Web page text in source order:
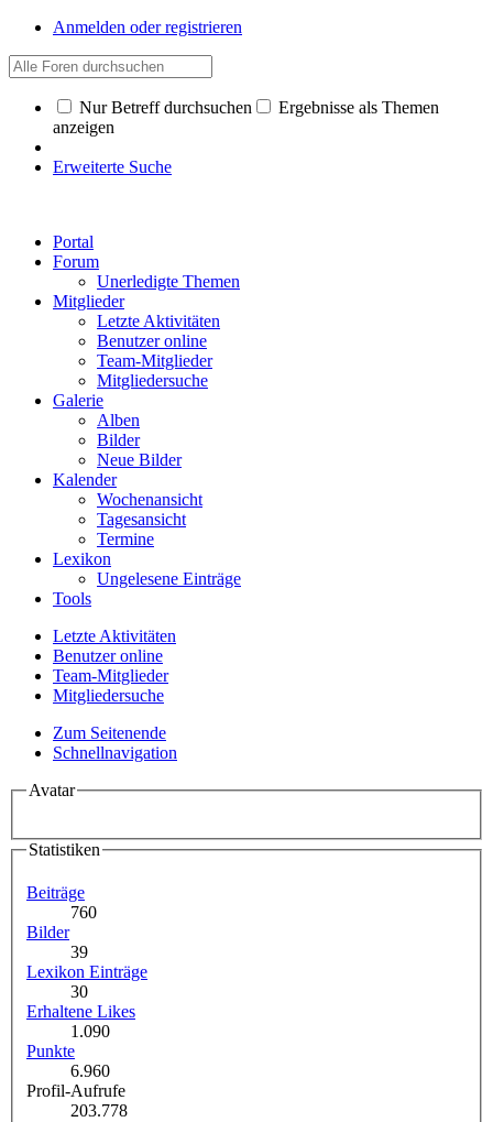
Anmelden oder registrieren
Nur Betreff durchsuchen
Ergebnisse als Themen
anzeigen
Erweiterte Suche
Portal
Forum
Unerledigte Themen
Mitglieder
Letzte Aktivitäten
Benutzer online
Team-Mitglieder
Mitgliedersuche
Galerie
Alben
Bilder
Neue Bilder
Kalender
Wochenansicht
Tagesansicht
Termine
Lexikon
Ungelesene Einträge
Tools
Letzte Aktivitäten
Benutzer online
Team-Mitglieder
Mitgliedersuche
Zum Seitenende
Schnellnavigation
Avatar
Statistiken
Beiträge
760
Bilder
39
Lexikon Einträge
30
Erhaltene Likes
1.090
Punkte
6.960
Profil-Aufrufe
203.778